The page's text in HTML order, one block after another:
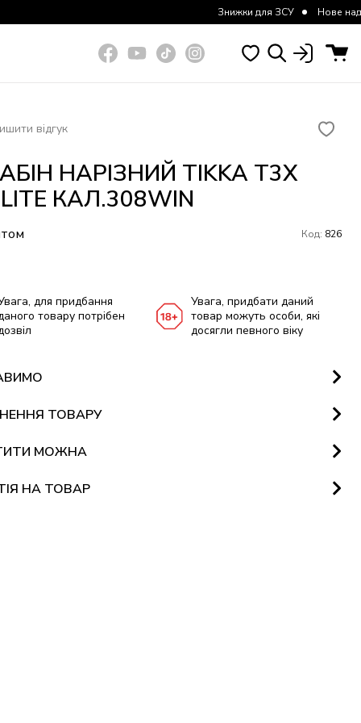
Знижки для ЗСУ Нове надходження
відгук
НАРІЗНИЙ TIKKA T3X
КАЛ.308WIN
Код: 826
для придбання
товару потрібен
Увага, придбати даний
товар можуть особи, які
досягли певного віку
ТОВАРУ
МОЖНА
НА ТОВАР